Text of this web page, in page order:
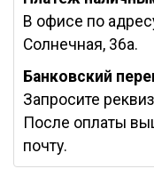
В офисе по
Солнечная, 36а.
Банковский
Запросите
После оплаты
почту.